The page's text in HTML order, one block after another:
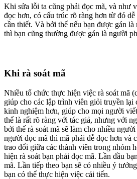
Khi sửa lỗi ta cũng phải đọc mã, và như
đọc hơn, có cấu trúc rõ ràng hơn từ đó
cần thiết. Và bởi thế nếu bạn được gán
thì bạn cũng thường được gán là người
Khi rà soát mã
Nhiều tổ chức thực hiện việc rà soát mã
giúp cho các lập trình viên giỏi truyền lại
kinh nghiệm hơn, giúp cho mọi người
thể là rất rõ ràng với tác giả, nhưng với
bởi thế rà soát mã sẽ làm cho nhiều
người đọc mã thì mã phải dễ đọc hơn và
trao đổi giữa các thành viên trong nhóm
hiện rà soát bạn phải đọc mã. Lần đầu
mã. Lần tiếp theo bạn sẽ có nhiều ý
bạn có thể thực hiện việc cải tiến.